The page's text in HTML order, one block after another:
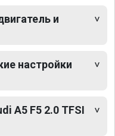
и
настройки
A5 F5 2.0 TFSI